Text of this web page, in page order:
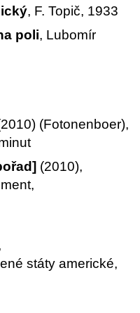
, F. Topič, 1933
poli, Lubomír
(Fotonenboer),
(2010),
státy americké,